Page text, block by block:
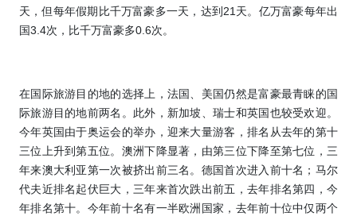
天，但每年假期比千万富豪多一天，达到 21 天。亿万富豪每年出
国3.4次，比千万富豪多0.6次。
在国际旅游目的地的选择上，法国、美国仍然是富豪最青睐的国
际旅游目的地前两名。此外，新加坡、瑞士和英国也较受欢迎。
今年英国由于奥运会的举办，迎来大量游客，排名从去年的第十
三位上升到第五位。澳洲下降显著，由第三位下降至第七位，三
年来澳大利亚第一次被挤出前三名。德国首次进入前十名；马尔
代夫近排名起伏巨大，三年来首次跌出前五，去年排名第四，今
年排名第十。今年前十名有一半欧洲国家，去年前十位中仅两个